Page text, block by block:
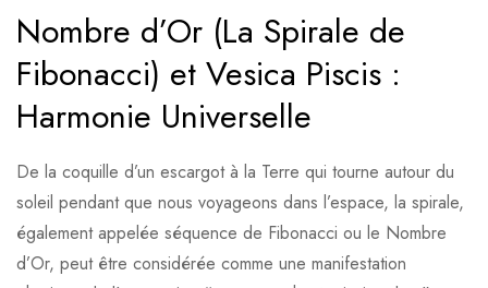
Nombre d’Or (La Spirale de
Fibonacci) et Vesica Piscis :
Harmonie Universelle
De la coquille d’un escargot à la Terre qui tourne autour du
soleil pendant que nous voyageons dans l’espace, la spirale,
également appelée séquence de Fibonacci ou le Nombre
d’Or, peut être considérée comme une manifestation